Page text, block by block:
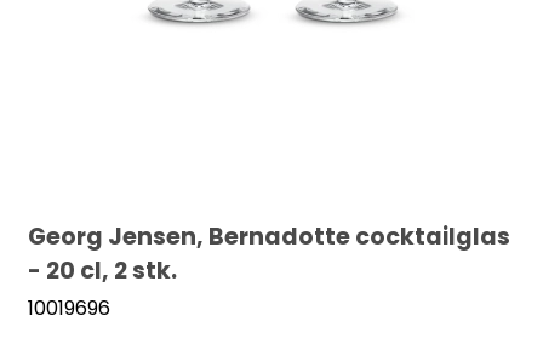
Georg Jensen, Bernadotte cocktailglas
- 20 cl, 2 stk.
10019696